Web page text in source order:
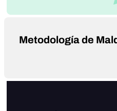
Metodología de